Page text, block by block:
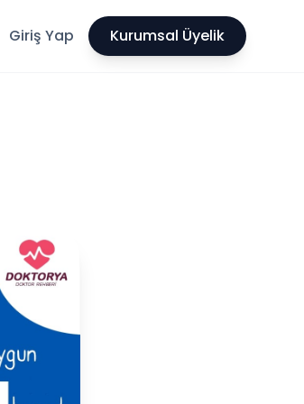
Giriş Yap Kurumsal Üyelik